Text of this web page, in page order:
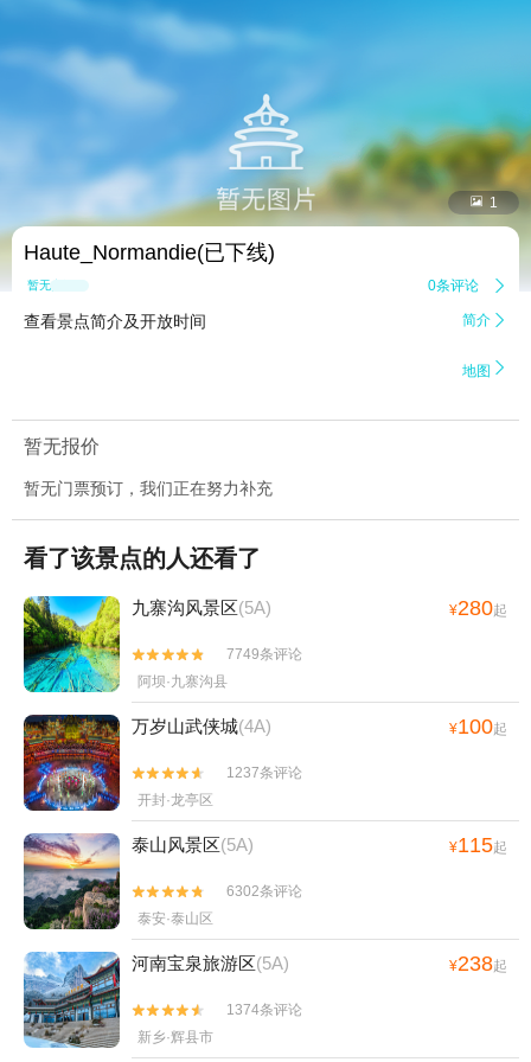
 1
Haute_Normandie(已下线)
暂无点评 0条评论 
查看景点简介及开放时间 简介 
地图 
暂无报价
暂无门票预订，我们正在努力补充
看了该景点的人还看了
九寨沟风景区(5A) ¥280起


7749条评论
阿坝·九寨沟县
万岁山武侠城(4A) ¥100起


1237条评论
开封·龙亭区
泰山风景区(5A) ¥115起


6302条评论
泰安·泰山区
河南宝泉旅游区(5A) ¥238起


1374条评论
新乡·辉县市